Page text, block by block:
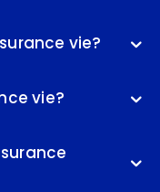
vie?
vie?